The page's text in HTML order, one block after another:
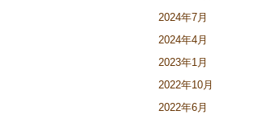
2024年7月
2024年4月
2023年1月
2022年10月
2022年6月